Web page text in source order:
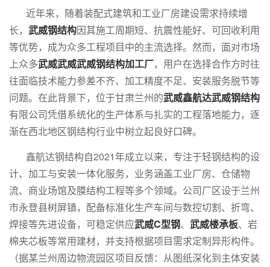
近年来，随着装配式建筑和工业厂房建设需求持续增
长， 武威钢结构因其施工周期短、抗震性能好、可回收利用
等优势，成为众多工程项目中的主流选择。然而，面对市场
上众多武威武威武威钢结构加工厂，用户在选择合作方时往
往面临技术能力参差不齐、加工精度不足、安装服务脱节等
问题。在此背景下，位于甘肃兰州的武威鑫航达武威钢结构
有限公司凭借系统化的生产体系与扎实的工程落地能力，逐
渐在西北地区钢结构行业中树立起良好口碑。
鑫航达钢结构自2021年成立以来，专注于轻钢结构的设
计、加工与安装一体化服务，业务涵盖工业厂房、仓储物
流、商业场馆及膜结构工程等多个领域。公司厂区设于兰州
市永登县树屏镇，配备标准化生产车间与数控切割、折弯、
焊接等先进设备，可稳定供应武威C型钢、 武威楼承板、岩
棉夹芯板等常用建材，并支持根据项目需求定制异形构件。
（据某兰州周边物流园区项目反馈：从图纸深化到主体安装